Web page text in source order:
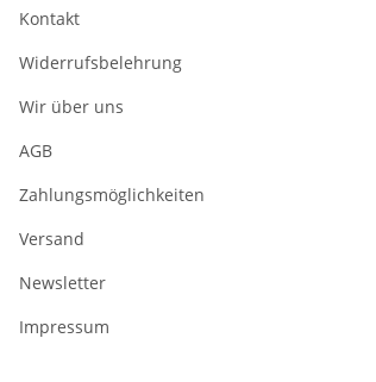
Kontakt
Widerrufsbelehrung
Wir über uns
AGB
Zahlungsmöglichkeiten
Versand
Newsletter
Impressum